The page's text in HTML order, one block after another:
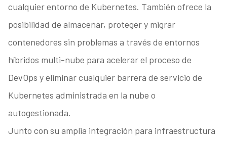
cualquier entorno de Kubernetes. También ofrece la
posibilidad de almacenar, proteger y migrar
contenedores sin problemas a través de entornos
híbridos multi-nube para acelerar el proceso de
DevOps y eliminar cualquier barrera de servicio de
Kubernetes administrada en la nube o
autogestionada.
Junto con su amplia integración para infraestructura